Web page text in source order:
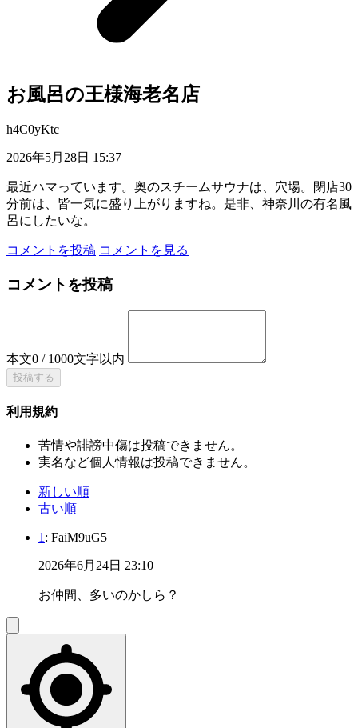
お風呂の王様海老名店
h4C0yKtc
2026年5月28日 15:37
最近ハマっています。奥のスチームサウナは、穴場。閉店30
分前は、皆一気に盛り上がりますね。是非、神奈川の有名風
呂にしたいな。
コメントを投稿 コメントを見る
コメントを投稿
本文0 / 1000文字以内
投稿する
利用規約
苦情や誹謗中傷は投稿できません。
実名など個人情報は投稿できません。
新しい順
古い順
1: FaiM9uG5
2026年6月24日 23:10
お仲間、多いのかしら？